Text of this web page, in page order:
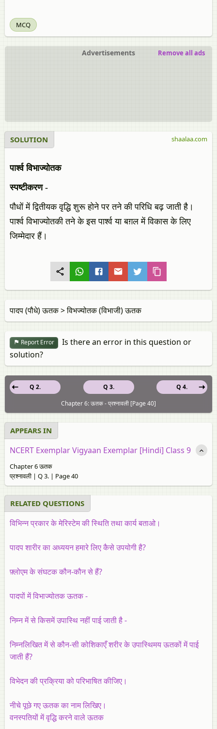
MCQ
Advertisements Remove all ads
SOLUTION
पार्श्व विभाज्योतक
स्पष्टीकरण -
पौधों में द्वितीयक वृद्धि शुरू होने पर तने की परिधि बढ़ जाती है।
पार्श्व विभाज्योतकी तने के इस पार्श्व या बग़ल में विकास के लिए
जिम्मेदार हैं।
shaalaa.com
पादप (पौधे) ऊतक > विभज्योतक (विभाजी) ऊतक
Report Error
Is there an error in this question or
solution?
Q 3.
Q 2.
Q 4.
Chapter 6: ऊतक - प्रश्नावली [Page 40]
APPEARS IN
NCERT Exemplar Vigyaan Exemplar [Hindi] Class 9
Chapter 6 ऊतक
प्रश्नावली | Q 3. | Page 40
RELATED QUESTIONS
विभिन्न प्रकार के मेरिस्टेम की स्थिति तथा कार्य बताओ।
पादप शारीर का अध्ययन हमारे लिए कैसे उपयोगी है?
फ़्लोएम के संघटक कौन-कौन से हैं?
पादपों में विभाज्योतक ऊतक -
निम्न में से किसमें उपास्थि नहीं पाई जाती है -
निम्नलिखित में से कौन-सी कोशिकाएँ शरीर के उपास्थिमय ऊतकों में पाई
जाती हैं?
विभेदन की प्रक्रिया को परिभाषित कीजिए।
नीचे पूछे गए ऊतक का नाम लिखिए।
वनस्पतियों में वृद्धि करने वाले ऊतक